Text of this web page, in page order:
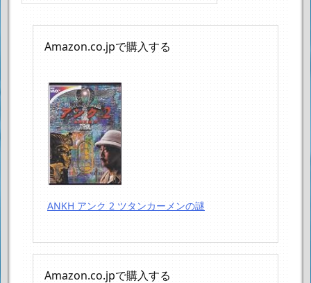
Amazon.co.jpで購入する
ANKH アンク 2 ツタンカーメンの謎
Amazon.co.jpで購入する